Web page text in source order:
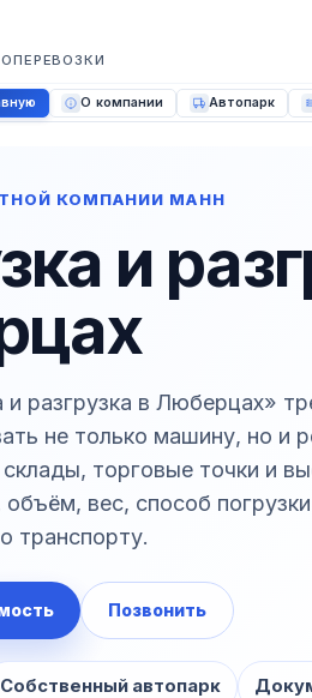
О компании Автопарк
КОМПАНИИ МАНН
и
и разгрузка в Люберцах»
не только машину, но и
склады, торговые точки
объём, вес, способ
транспорту.
Позвонить
Собственный автопарк